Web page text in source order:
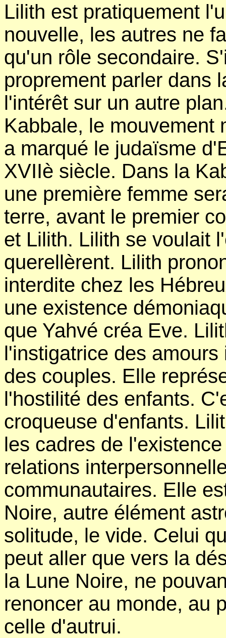
Lilith est pratiquement
nouvelle, les autres ne
qu'un rôle secondaire.
proprement parler dans
l'intérêt sur un autre
Kabbale, le mouvement
a marqué le judaïsme
XVIIè siècle. Dans la
une première femme
terre, avant le premier
et Lilith. Lilith se voulait
querellèrent. Lilith
interdite chez les
une existence
que Yahvé créa Eve.
l'instigatrice des
des couples. Elle
l'hostilité des enfants.
croqueuse d'enfants.
les cadres de
relations
communautaires. Elle
Noire, autre élément
solitude, le vide. Celui
peut aller que vers la
la Lune Noire, ne
renoncer au monde, au
celle d'autrui.